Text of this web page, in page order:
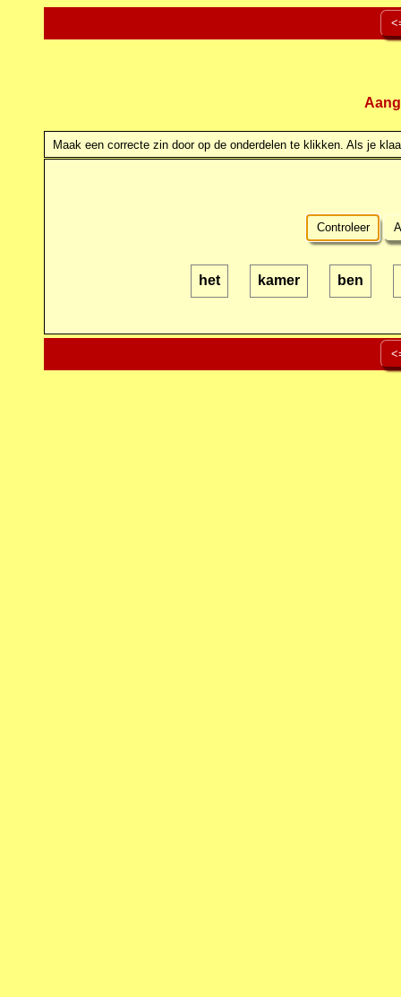
Maak een correcte zin door op de onderdelen te klikken. Als je
Controleer
het kamer ben